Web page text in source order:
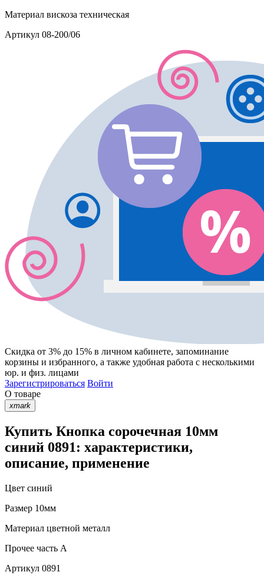
Материал вискоза техническая
Артикул 08-200/06
Скидка от 3% до 15% в личном кабинете, запоминание
корзины и избранного, а также удобная работа с несколькими
юр. и физ. лицами
Зарегистрироваться Войти
О товаре
xmark
Купить Кнопка сорочечная 10мм
синий 0891: характеристики,
описание, применение
Цвет синий
Размер 10мм
Материал цветной металл
Прочее часть A
Артикул 0891